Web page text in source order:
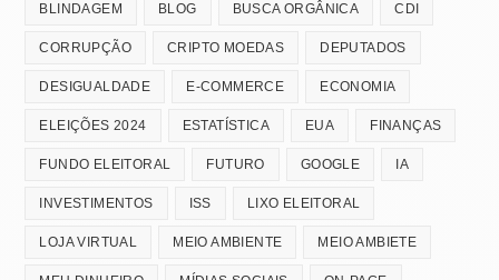
BLINDAGEM BLOG BUSCA ORGÂNICA CDI
CORRUPÇÃO CRIPTO MOEDAS DEPUTADOS
DESIGUALDADE E-COMMERCE ECONOMIA
ELEIÇÕES 2024 ESTATÍSTICA EUA FINANÇAS
FUNDO ELEITORAL FUTURO GOOGLE IA
INVESTIMENTOS ISS LIXO ELEITORAL
LOJA VIRTUAL MEIO AMBIENTE MEIO AMBIETE